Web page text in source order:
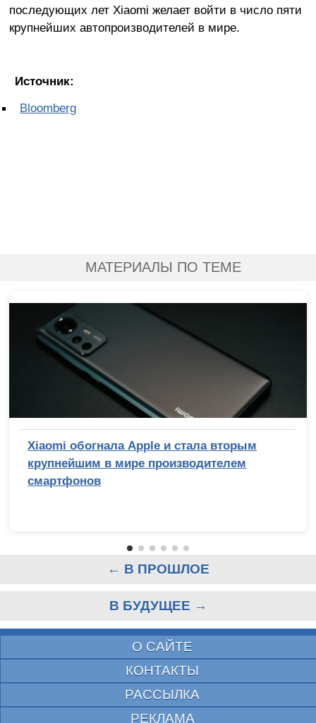
последующих лет Xiaomi желает войти в число пяти
крупнейших автопроизводителей в мире.
Источник:
Bloomberg
МАТЕРИАЛЫ ПО ТЕМЕ
Xiaomi обогнала Apple и стала вторым
крупнейшим в мире производителем
смартфонов
← В ПРОШЛОЕ
В БУДУЩЕЕ →
О САЙТЕ
КОНТАКТЫ
РАССЫЛКА
РЕКЛАМА